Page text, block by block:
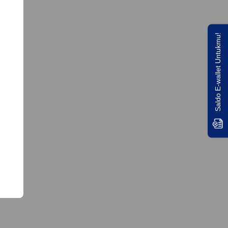
Saldo E-wallet Untukmu!